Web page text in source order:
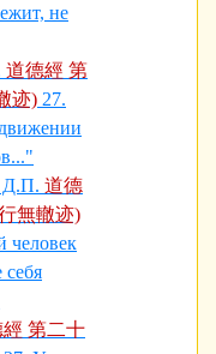
не
道德經 第
迹) 27.
Д.П. 道德
無轍迹)
человек
себя
第二十